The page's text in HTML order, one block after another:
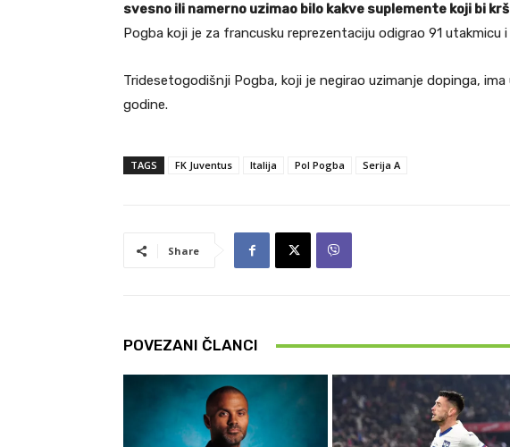
svesno ili namerno uzimao bilo kakve suplemente koji bi
Pogba koji je za francusku reprezentaciju odigrao 91 utakmicu i
Tridesetogodišnji Pogba, koji je negirao uzimanje dopinga,
godine.
TAGS FK Juventus Italija Pol Pogba Serija A
Share
POVEZANI ČLANCI